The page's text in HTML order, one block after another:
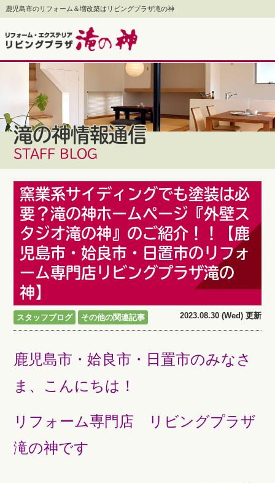
鹿児島市のリフォーム＆増改築はリビングプラザ滝の神
滝の神情報通信
STAFF BLOG
窯業系サイディングでも塗装は必
要？滝の神ホームページ『外壁ス
タジオ滝の神』のご紹介！！【鹿
児島市・姶良市・日置市のリフォ
ーム専門店リビングプラザ滝の
神】
スタッフブログ その他の関連記事 2023.08.30 (Wed) 更新
鹿児島市・姶良市・日置市のみなさ
ま、こんにちは！
リフォーム専門店 リビングプラザ
滝の神です